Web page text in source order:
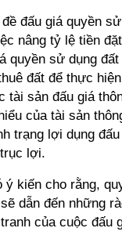
đấu giá quyền
nâng tỷ lệ tiền
quyền sử dụng
đất để thực
tài sản đấu giá
của tài sản
trạng lợi dụng
lợi.
ý kiến cho rằng,
dẫn đến những
của cuộc đấu